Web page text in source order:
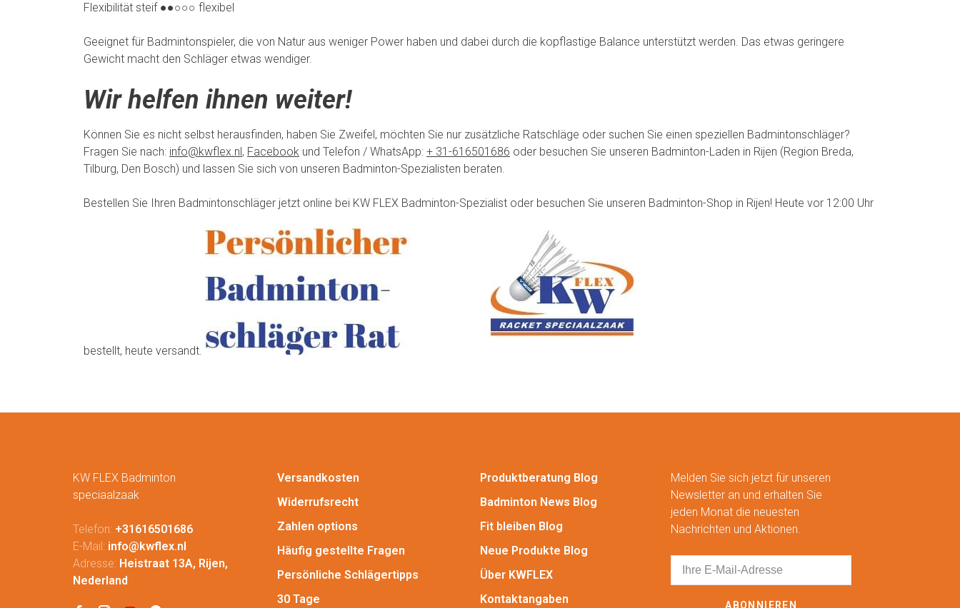
Flexibilität steif ●●○○○ flexibel
Geeignet für Badmintonspieler, die von Natur aus weniger Power haben und dabei durch die kopflastige Balance unterstützt werden. Das etwas geringere
Gewicht macht den Schläger etwas wendiger.
Wir helfen ihnen weiter!
Können Sie es nicht selbst herausfinden, haben Sie Zweifel, möchten Sie nur zusätzliche Ratschläge oder suchen Sie einen speziellen Badmintonschläger?
Fragen Sie nach: info@kwflex.nl, Facebook und Telefon / WhatsApp: + 31-616501686 oder besuchen Sie unseren Badminton-Laden in Rijen (Region Breda,
Tilburg, Den Bosch) und lassen Sie sich von unseren Badminton-Spezialisten beraten.
Bestellen Sie Ihren Badmintonschläger jetzt online bei KW FLEX Badminton-Spezialist oder besuchen Sie unseren Badminton-Shop in Rijen! Heute vor 12:00 Uhr
bestellt, heute versandt.
KW FLEX Badminton
speciaalzaak
Telefon: +31616501686
E-Mail: info@kwflex.nl
Adresse: Heistraat 13A, Rijen,
Nederland
Versandkosten
Widerrufsrecht
Zahlen options
Häufig gestellte Fragen
Persönliche Schlägertipps
30 Tage
Produktberatung Blog
Badminton News Blog
Fit bleiben Blog
Neue Produkte Blog
Über KWFLEX
Kontaktangaben
Melden Sie sich jetzt für unseren
Newsletter an und erhalten Sie
jeden Monat die neuesten
Nachrichten und Aktionen.
ABONNIEREN